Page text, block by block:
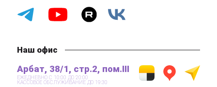
Наш офис
Арбат, 38/1, стр.2, пом.III
ЕЖЕДНЕВНО С 10:00 ДО 20:00
КАССОВОЕ ОБСЛУЖИВАНИЕ ДО 19:30